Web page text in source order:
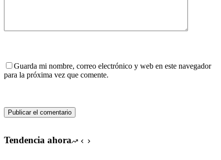
Guarda mi nombre, correo electrónico y web en este navegador
para la próxima vez que comente.
Publicar el comentario
Tendencia ahora